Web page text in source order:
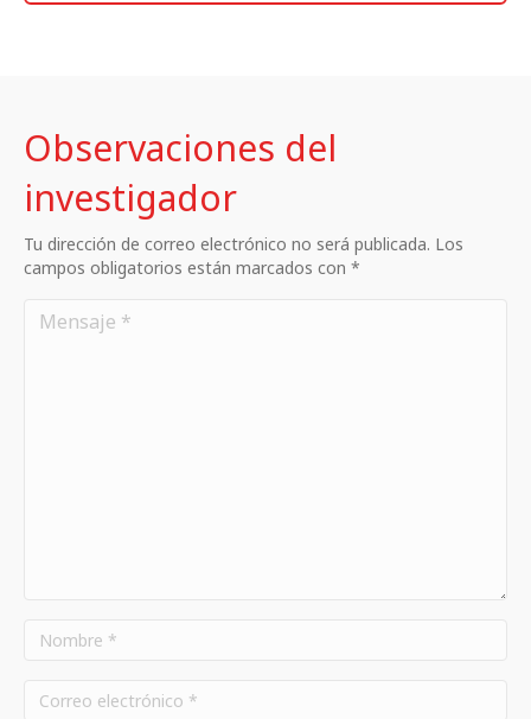
Observaciones del
investigador
Tu dirección de correo electrónico no será publicada. Los
campos obligatorios están marcados con *